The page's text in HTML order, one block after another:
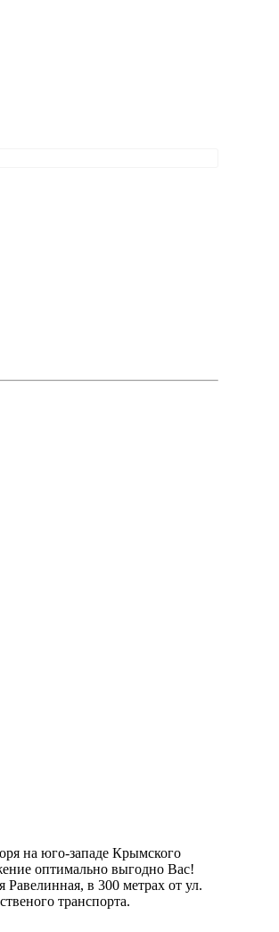
на юго-западе Крымского
оптимально выгодно Вас!
в 300 метрах от ул.
транспорта.